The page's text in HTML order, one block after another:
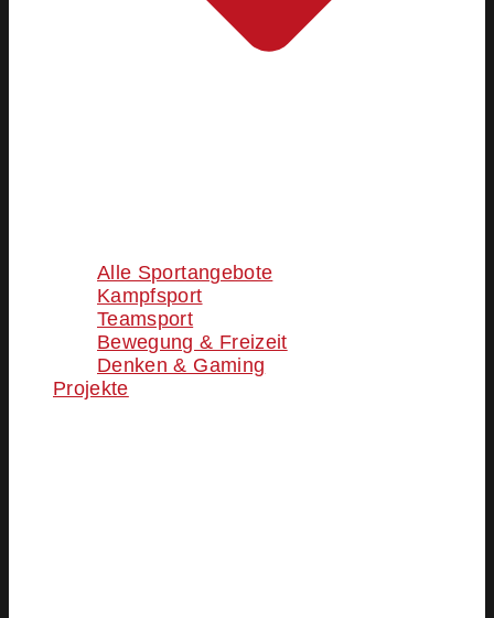
Alle Sportangebote
Kampfsport
Teamsport
Bewegung & Freizeit
Denken & Gaming
Projekte